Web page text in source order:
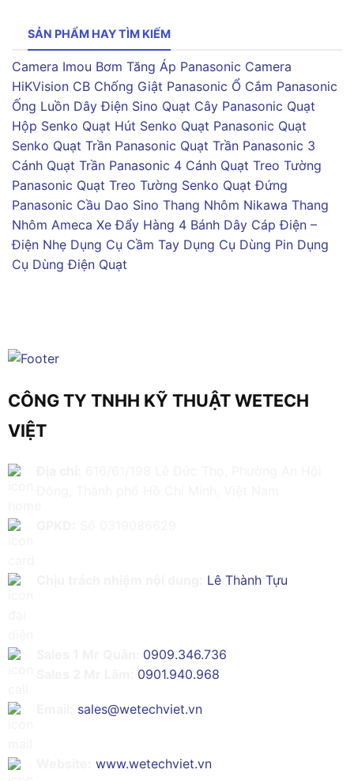
SẢN PHẨM HAY TÌM KIẾM
Camera Imou Bơm Tăng Áp Panasonic Camera
HiKVision CB Chống Giật Panasonic Ổ Cắm Panasonic
Ống Luồn Dây Điện Sino Quạt Cây Panasonic Quạt
Hộp Senko Quạt Hút Senko Quạt Panasonic Quạt
Senko Quạt Trần Panasonic Quạt Trần Panasonic 3
Cánh Quạt Trần Panasonic 4 Cánh Quạt Treo Tường
Panasonic Quạt Treo Tường Senko Quạt Đứng
Panasonic Cầu Dao Sino Thang Nhôm Nikawa Thang
Nhôm Ameca Xe Đẩy Hàng 4 Bánh Dây Cáp Điện –
Điện Nhẹ Dụng Cụ Cầm Tay Dụng Cụ Dùng Pin Dụng
Cụ Dùng Điện Quạt
CÔNG TY TNHH KỸ THUẬT WETECH
VIỆT
Lê Thành Tựu
0909.346.736
0901.940.968
sales@wetechviet.vn
www.wetechviet.vn